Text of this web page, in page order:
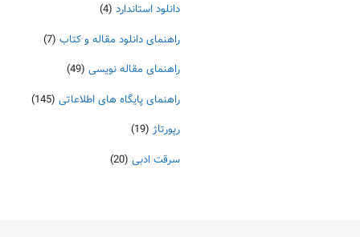
دانلود استاندارد (4)
راهنمای دانلود مقاله و کتاب (7)
راهنمای مقاله نویسی (49)
راهنمای پایگاه های اطلاعاتی (145)
رپورتاژ (19)
سرقت ادبی (20)